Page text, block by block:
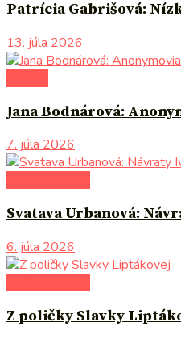
Patrícia Gabrišová:
13. júla 2026
Jana Bodnárová:
7. júla 2026
Svatava Urbanová:
6. júla 2026
Z poličky Slavky